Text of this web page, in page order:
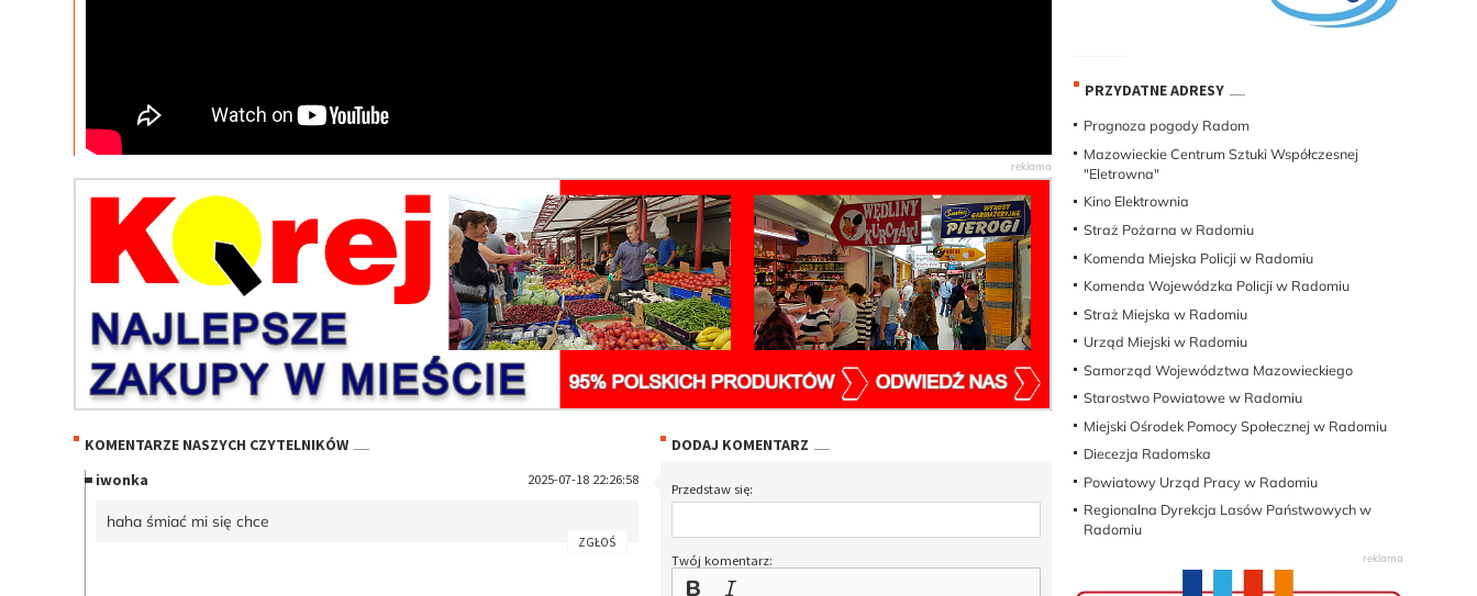
KOMENTARZE NASZYCH CZYTELNIKÓW
iwonka
2025-07-18 22:26:58
haha śmiać mi się chce
ZGŁOŚ
DODAJ KOMENTARZ
Przedstaw się:
Twój komentarz:
PRZYDATNE ADRESY
Prognoza pogody Radom
Mazowieckie Centrum Sztuki Współczesnej
"Eletrowna"
Kino Elektrownia
Straż Pożarna w Radomiu
Komenda Miejska Policji w Radomiu
Komenda Wojewódzka Policji w Radomiu
Straż Miejska w Radomiu
Urząd Miejski w Radomiu
Samorząd Województwa Mazowieckiego
Starostwo Powiatowe w Radomiu
Miejski Ośrodek Pomocy Społecznej w Radomiu
Diecezja Radomska
Powiatowy Urząd Pracy w Radomiu
Regionalna Dyrekcja Lasów Państwowych w
Radomiu